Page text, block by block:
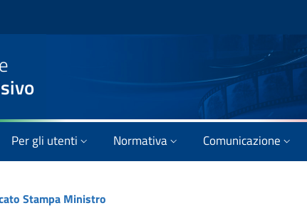
Per gli utenti Normativa Comunicazione
Stampa Ministro